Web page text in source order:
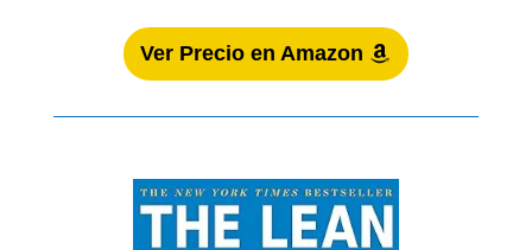
Ver Precio en Amazon